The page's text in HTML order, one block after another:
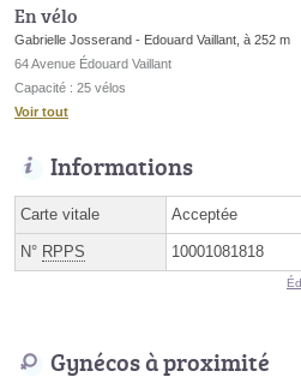
En vélo
Gabrielle Josserand - Edouard Vaillant, à 252 m
64 Avenue Édouard Vaillant
Capacité : 25 vélos
Voir tout
Informations
Carte vitale Acceptée
N° RPPS 10001081818
Gynécos à proximité